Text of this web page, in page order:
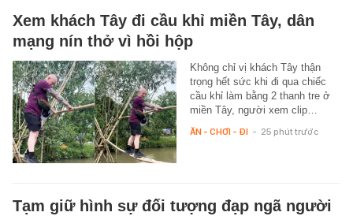
Xem khách Tây đi cầu khỉ miền Tây, dân
mạng nín thở vì hồi hộp
Không chỉ vị khách Tây thận
trọng hết sức khi đi qua chiếc
cầu khỉ làm bằng 2 thanh tre ở
miền Tây, người xem clip…
ĂN - CHƠI - ĐI - 25 phút trước
Tạm giữ hình sự đối tượng đạp ngã người